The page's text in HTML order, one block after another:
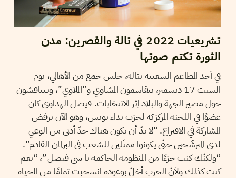
تشريعيات 2022 في تالة والقصرين: مدن
الثورة تكتم صوتها
في أحد المطاعم الشعبية بتالة، جلس جمع من الأهالي، يوم
السبت 17 ديسمبر، يتقاسمون المشاوي و”الملاوي”، ويتناقشون
حول مصير الجهة والبلاد إثر الانتخابات. فيصل الهداوي كان
عضوًا في اللجنة المركزيّة لحزب نداء تونس، وهو الآن يرفض
المشاركة في الاقتراع. “لا بدّ أن يكون هناك حدّ أدنى من الوعي
لدى المترشّحين حتّى يكونوا ممثّلين للشعب في البرلمان القادم”.
“ولكنّك كنت جزءًا من المنظومة الحاكمة يا سي فيصل”، “نعم
كنت كذلك ولأنّ الحزب أخلّ بوعوده انسحبت تمامًا من الحياة